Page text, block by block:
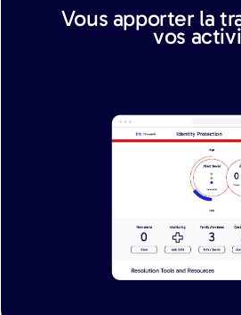
Vous apporter la
vos